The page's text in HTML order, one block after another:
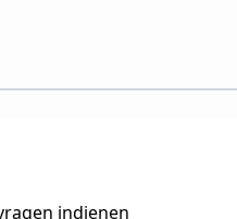
indienen